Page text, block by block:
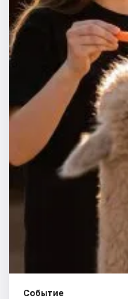
Артисты
Рейтинги
Событие